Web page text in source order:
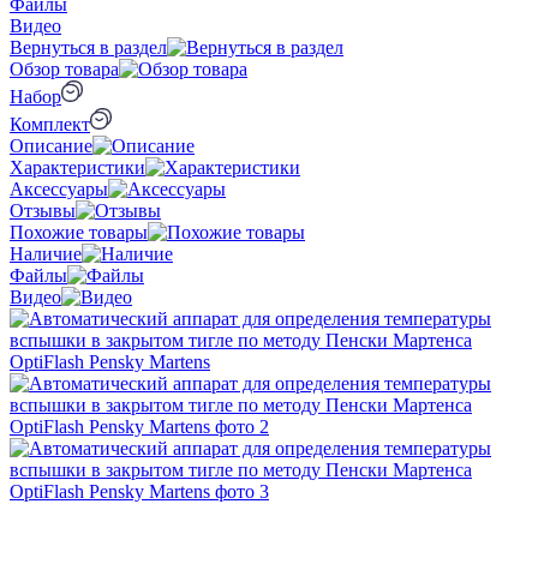
Видео
Вернуться в раздел
Обзор товара
Набор
Комплект
Описание
Характеристики
Аксессуары
Отзывы
Похожие товары
Наличие
Файлы
Видео